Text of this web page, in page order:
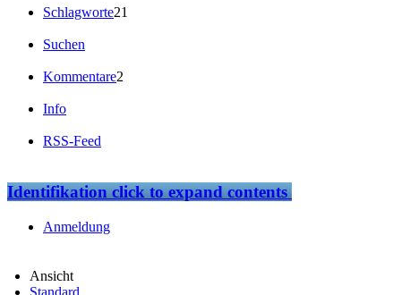
Schlagworte21
Suchen
Kommentare2
Info
RSS-Feed
Identifikationclick to expand contents
Anmeldung
Ansicht
Standard